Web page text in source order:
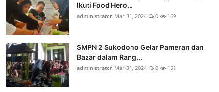
Ikuti Food Hero...
administrator Mar 31, 2024 0 169
SMPN 2 Sukodono Gelar Pameran dan
Bazar dalam Rang...
administrator Mar 31, 2024 0 158